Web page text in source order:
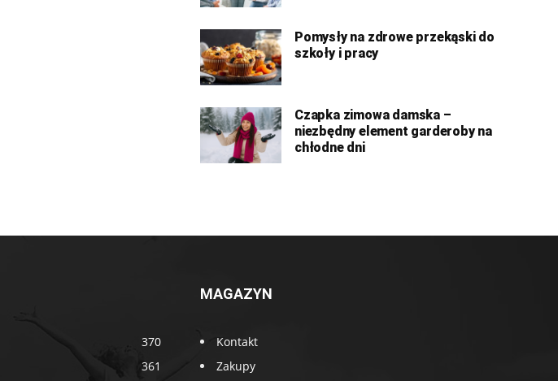
Pomysły na zdrowe przekąski do
szkoły i pracy
Czapka zimowa damska –
niezbędny element garderoby na
chłodne dni
370
361
MAGAZYN
Kontakt
Zakupy